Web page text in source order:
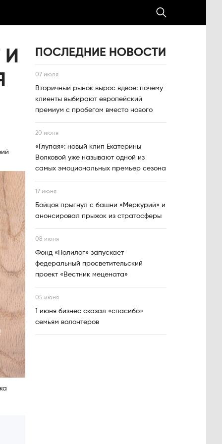
ПОСЛЕДНИЕ НОВОСТИ
07 июля
Вторичный рынок вырос вдвое: почему
клиенты выбирают европейский
премиум с пробегом вместо нового
20 июня
«Глупая»: новый клип Екатерины
Волковой уже называют одной из
самых эмоциональных премьер сезона
17 июня
Бойцов прыгнул с башни «Меркурий» и
анонсировал прыжок из стратосферы
08 июня
Фонд «Полилог» запускает
федеральный просветительский
проект «Вестник мецената»
05 июня
1 июня бизнес сказал «спасибо»
семьям волонтеров